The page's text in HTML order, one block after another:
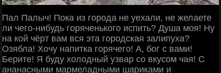
Пал Палыч! Пока из города не уехали, не желаете
ли чего-нибудь горяченького испить? Душа моя! Ну
на кой чёрт вам вся эта городская залипуха?
Озябла! Хочу напитка горячего! А, бог с вами!
Берите! Я буду холодный узвар со вкусом чая! С
ананасными мармеладными шариками и